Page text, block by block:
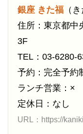
銀座 きた福 （
住所：東京都中
3F
TEL：03-6280-
予約：完全予約
ランチ営業：×
定休日：なし
URL：https://